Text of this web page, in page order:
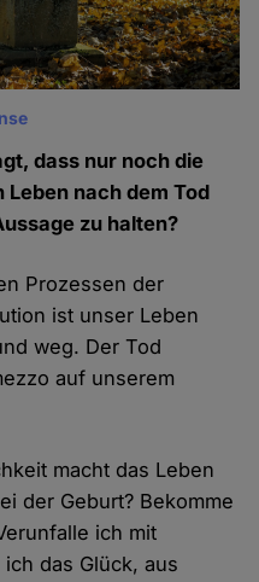
dass nur noch die
nach dem Tod
zu halten?
Prozessen der
ist unser Leben
weg. Der Tod
auf unserem
macht das Leben
der Geburt? Bekomme
ich mit
das Glück, aus